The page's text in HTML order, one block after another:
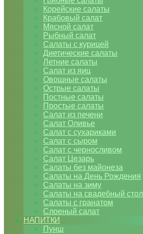
Корейские салаты
Крабовый салат
Мясной салат
Рыбный салат
Салаты с курицей
Диетические салаты
Летние салаты
Салат из яиц
Овощные салаты
Острые салаты
Постные салаты
Простые салаты
Салат из печени
Салат Оливье
Салат с сухариками
Салат с сыром
Салат с черносливом
Салат Цезарь
Салаты без майонеза
Салаты на День Рождения
Салаты на зиму
Салаты на свадебный стол
Салаты с гранатом
Слоеный салат
НАПИТКИ
Пунш